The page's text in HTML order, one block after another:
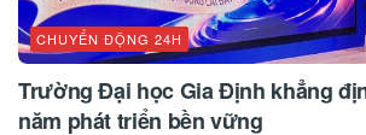
CHUYỂN ĐỘNG 24H
Trường Đại học Gia Định khẳng
năm phát triển bền vững